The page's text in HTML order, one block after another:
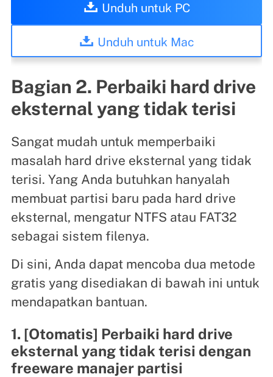
Unduh untuk PC
Unduh untuk Mac
Bagian 2. Perbaiki hard drive
eksternal yang tidak terisi
Sangat mudah untuk memperbaiki
masalah hard drive eksternal yang tidak
terisi. Yang Anda butuhkan hanyalah
membuat partisi baru pada hard drive
eksternal, mengatur NTFS atau FAT32
sebagai sistem filenya.
Di sini, Anda dapat mencoba dua metode
gratis yang disediakan di bawah ini untuk
mendapatkan bantuan.
1. [Otomatis] Perbaiki hard drive
eksternal yang tidak terisi dengan
freeware manajer partisi